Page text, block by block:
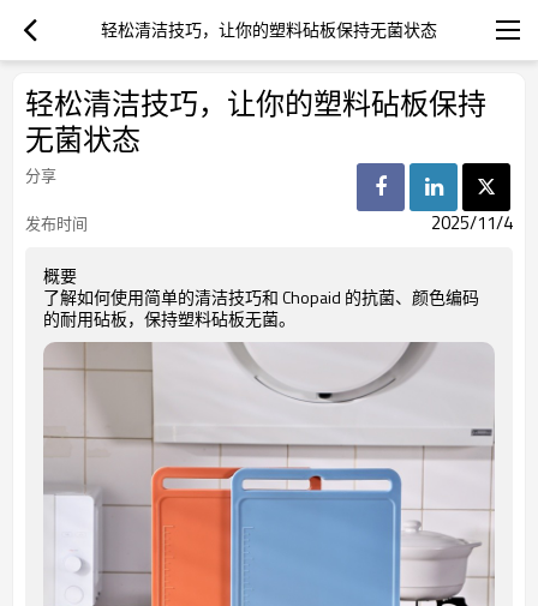
轻松清洁技巧，让你的塑料砧板保持无菌状态
轻松清洁技巧，让你的塑料砧板保持
无菌状态
分享
发布时间
2025/11/4
概要
了解如何使用简单的清洁技巧和 Chopaid 的抗菌、颜色编码
的耐用砧板，保持塑料砧板无菌。